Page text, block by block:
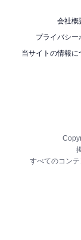
会社概
プライバシー
当サイトの情報に
すべてのコン